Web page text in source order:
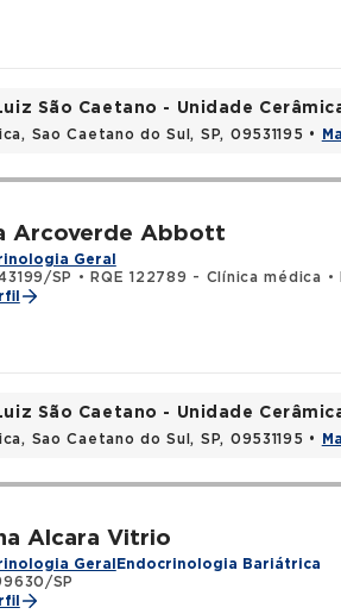
São Caetano - Unidade
Sao Caetano do Sul, SP, 09531195 •
Arcoverde Abbott
Geral
SP
• RQE 122789 - Clínica médica •
São Caetano - Unidade
Sao Caetano do Sul, SP, 09531195 •
Alcara Vitrio
Geral Endocrinologia Bariátrica
SP